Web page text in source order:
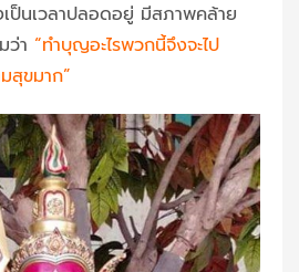
เป็นเวลาปลอดอยู่ มีสภาพคล้าย
ว่า “ทำบุญอะไรพวกนี้จึงจะไป
สุขมาก”